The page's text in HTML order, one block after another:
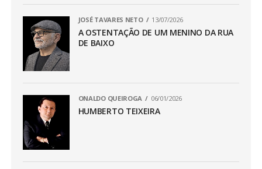
JOSÉ TAVARES NETO 13/07/2026
A OSTENTAÇÃO DE UM MENINO DA RUA
DE BAIXO
ONALDO QUEIROGA 06/01/2026
HUMBERTO TEIXEIRA